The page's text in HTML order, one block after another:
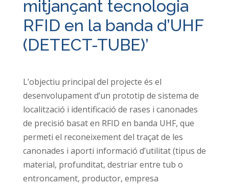
mitjançant tecnologia
RFID en la banda d’UHF
(DETECT-TUBE)’
L’objectiu principal del projecte és el
desenvolupament d’un prototip de sistema de
localització i identificació de rases i canonades
de precisió basat en RFID en banda UHF, que
permeti el reconeixement del traçat de les
canonades i aporti informació d’utilitat (tipus de
material, profunditat, destriar entre tub o
entroncament, productor, empresa